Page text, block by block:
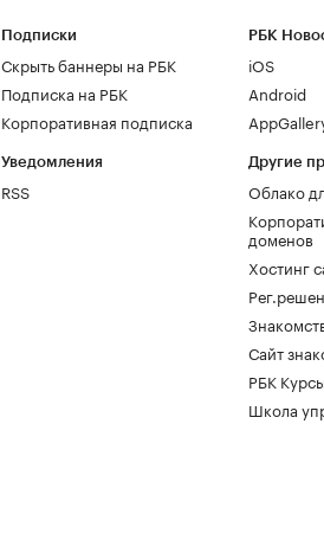
Подписки
Скрыть баннеры на РБК
Подписка на РБК
Корпоративная подписка
Уведомления
RSS
РБК
iOS
Android
Другие
Облако
доменов
Хостинг
Сайт
РБК Курсы
Школа